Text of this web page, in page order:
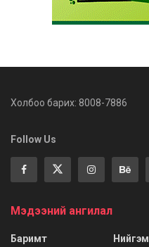
Холбоо барих: 8008-7886
Follow Us
Мэдээний ангилал
Баримт
Нийгэм